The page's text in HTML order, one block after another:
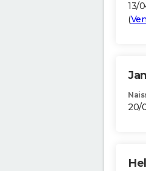
13/
(
20/